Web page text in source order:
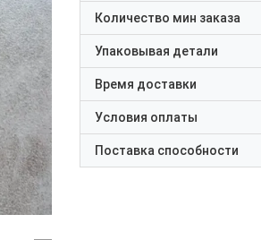
Количество мин заказа
Упаковывая детали
Время доставки
Условия оплаты
Поставка способности